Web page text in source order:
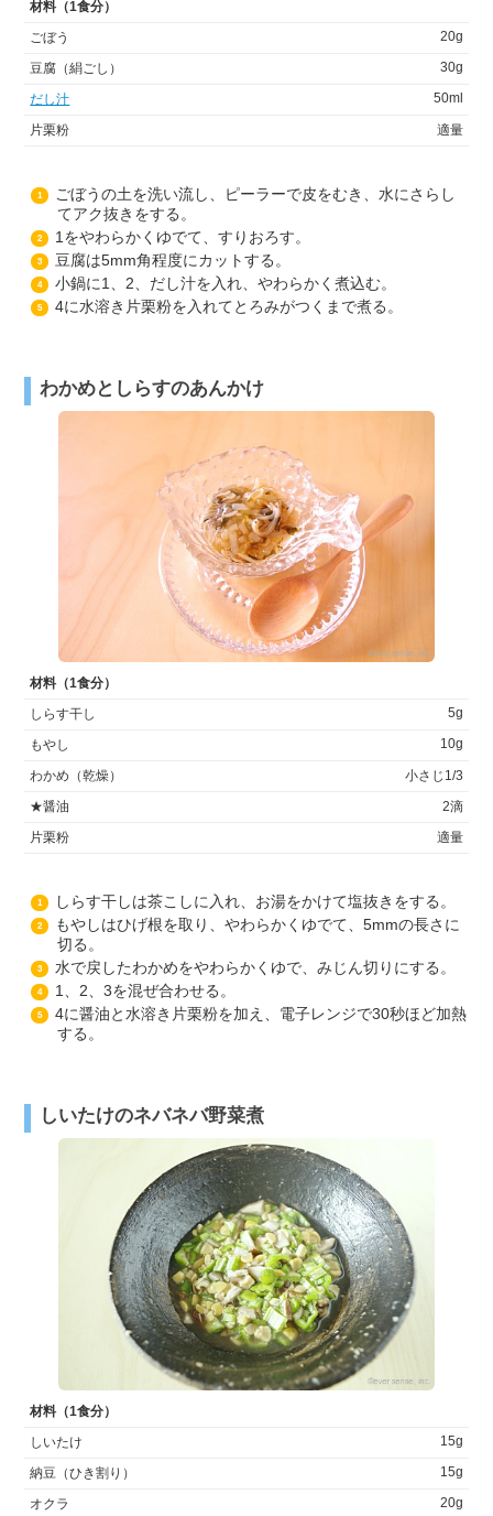
材料（1食分）
ごぼう
20g
豆腐（絹ごし） 30g
だし汁 50ml
片栗粉 適量
1
ごぼうの土を洗い流し、ピーラーで皮をむき、水にさらし
てアク抜きをする。
2 1をやわらかくゆでて、すりおろす。
3 豆腐は5mm角程度にカットする。
4 小鍋に1、2、だし汁を入れ、やわらかく煮込む。
5 4に水溶き片栗粉を入れてとろみがつくまで煮る。
わかめとしらすのあんかけ
材料（1食分）
しらす干し
5g
もやし 10g
わかめ（乾燥）
小さじ1/3
★醤油
2滴
片栗粉
適量
1 しらす干しは茶こしに入れ、お湯をかけて塩抜きをする。
2
もやしはひげ根を取り、やわらかくゆでて、5mmの長さに
切る。
3 水で戻したわかめをやわらかくゆで、みじん切りにする。
4 1、2、3を混ぜ合わせる。
5
4に醤油と水溶き片栗粉を加え、電子レンジで30秒ほど加熱
する。
しいたけのネバネバ野菜煮
材料（1食分）
しいたけ
15g
納豆（ひき割り） 15g
オクラ 20g